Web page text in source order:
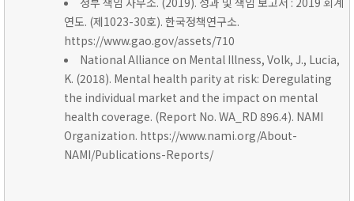
연도. (제1023-30호). 한국정책연구소.
https://www.gao.gov/assets/710
National Alliance on Mental Illness, Volk, J., Lucia,
K. (2018). Mental health parity at risk: Deregulating
the individual market and the impact on mental
health coverage. (Report No. WA_RD 896.4). NAMI
Organization. https://www.nami.org/About-
NAMI/Publications-Reports/